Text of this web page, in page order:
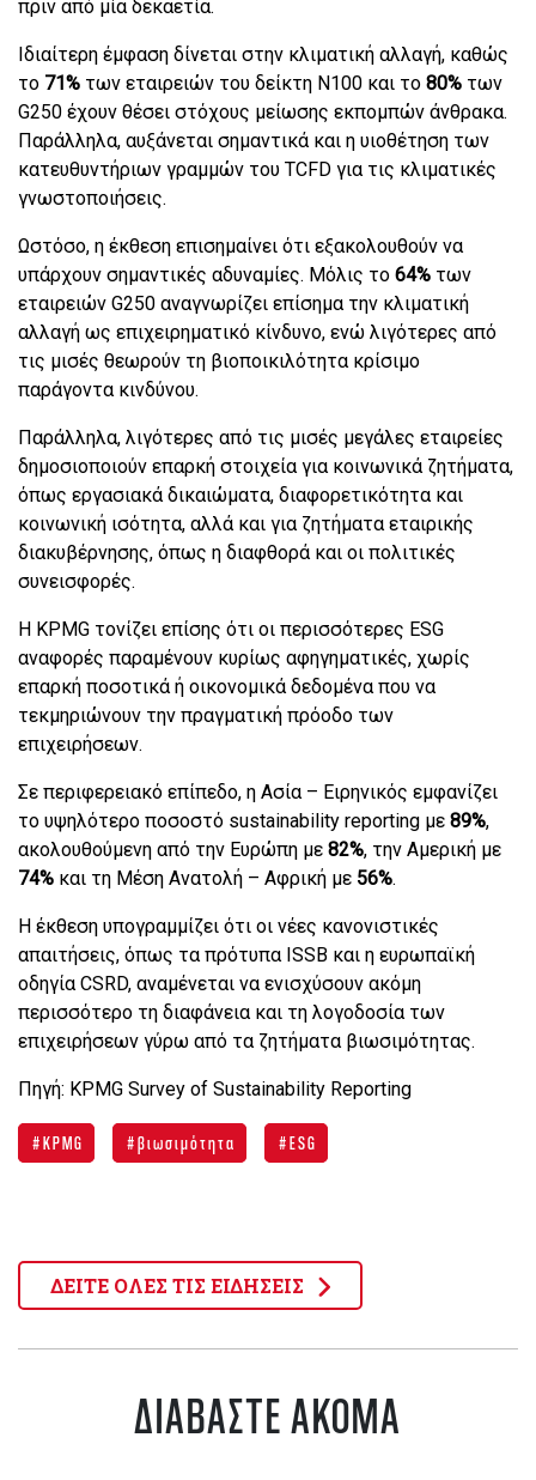
πριν από μία δεκαετία.
Ιδιαίτερη έμφαση δίνεται στην κλιματική αλλαγή, καθώς
το 71% των εταιρειών του δείκτη N100 και το 80% των
G250 έχουν θέσει στόχους μείωσης εκπομπών άνθρακα.
Παράλληλα, αυξάνεται σημαντικά και η υιοθέτηση των
κατευθυντήριων γραμμών του TCFD για τις κλιματικές
γνωστοποιήσεις.
Ωστόσο, η έκθεση επισημαίνει ότι εξακολουθούν να
υπάρχουν σημαντικές αδυναμίες. Μόλις το 64% των
εταιρειών G250 αναγνωρίζει επίσημα την κλιματική
αλλαγή ως επιχειρηματικό κίνδυνο, ενώ λιγότερες από
τις μισές θεωρούν τη βιοποικιλότητα κρίσιμο
παράγοντα κινδύνου.
Παράλληλα, λιγότερες από τις μισές μεγάλες εταιρείες
δημοσιοποιούν επαρκή στοιχεία για κοινωνικά ζητήματα,
όπως εργασιακά δικαιώματα, διαφορετικότητα και
κοινωνική ισότητα, αλλά και για ζητήματα εταιρικής
διακυβέρνησης, όπως η διαφθορά και οι πολιτικές
συνεισφορές.
Η KPMG τονίζει επίσης ότι οι περισσότερες ESG
αναφορές παραμένουν κυρίως αφηγηματικές, χωρίς
επαρκή ποσοτικά ή οικονομικά δεδομένα που να
τεκμηριώνουν την πραγματική πρόοδο των
επιχειρήσεων.
Σε περιφερειακό επίπεδο, η Ασία – Ειρηνικός εμφανίζει
το υψηλότερο ποσοστό sustainability reporting με 89%,
ακολουθούμενη από την Ευρώπη με 82%, την Αμερική με
74% και τη Μέση Ανατολή – Αφρική με 56%.
Η έκθεση υπογραμμίζει ότι οι νέες κανονιστικές
απαιτήσεις, όπως τα πρότυπα ISSB και η ευρωπαϊκή
οδηγία CSRD, αναμένεται να ενισχύσουν ακόμη
περισσότερο τη διαφάνεια και τη λογοδοσία των
επιχειρήσεων γύρω από τα ζητήματα βιωσιμότητας.
Πηγή: KPMG Survey of Sustainability Reporting
KPMG βιωσιμότητα ESG
ΔΕΙΤΕ ΟΛΕΣ ΤΙΣ ΕΙΔΗΣΕΙΣ
ΔΙΑΒΑΣΤΕ ΑΚΟΜΑ